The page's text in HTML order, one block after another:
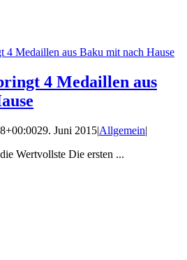
4 Medaillen aus Baku mit nach Hause
4 Medaillen aus
29. Juni 2015|Allgemein|
Wertvollste Die ersten ...